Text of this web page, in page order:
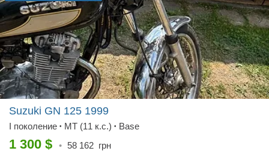
Suzuki GN 125 1999
I поколение • MT (11 к.с.) • Base
1 300 $ • 58 162 грн